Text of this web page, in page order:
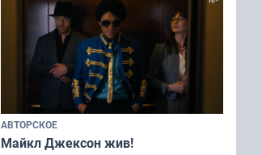
АВТОРСКОЕ
Майкл Джексон жив!